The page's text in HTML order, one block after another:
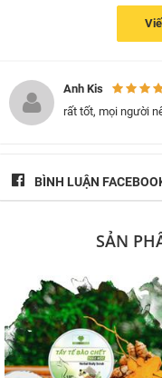
CÔNG TY TNHH SẢN
Thôn Trung
0967.960.960
Fanpage: Mẹ Ken House
Tuyển Đại Lý Sỉ Lẻ Toàn
Anh Kis
rất tốt, mọi người
BÌNH LUẬN
SẢN